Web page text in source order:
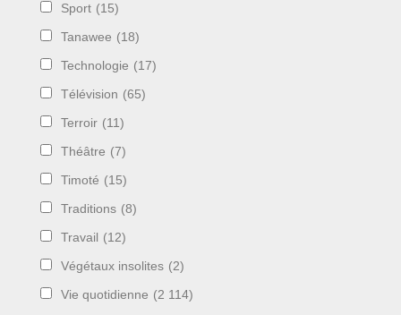
Sport (15)
Tanawee (18)
Technologie (17)
Télévision (65)
Terroir (11)
Théâtre (7)
Timoté (15)
Traditions (8)
Travail (12)
Végétaux insolites (2)
Vie quotidienne (2 114)